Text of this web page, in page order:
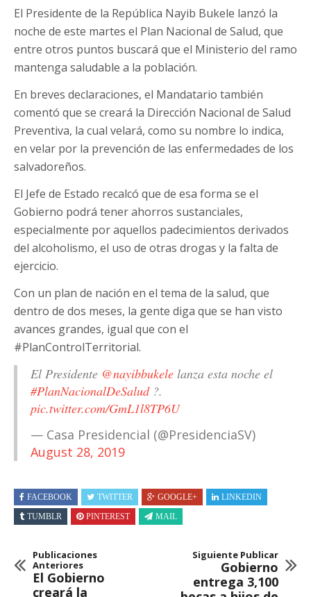
El Presidente de la República Nayib Bukele lanzó la
noche de este martes el Plan Nacional de Salud, que
entre otros puntos buscará que el Ministerio del ramo
mantenga saludable a la población.
En breves declaraciones, el Mandatario también
comentó que se creará la Dirección Nacional de Salud
Preventiva, la cual velará, como su nombre lo indica,
en velar por la prevención de las enfermedades de los
salvadoreños.
El Jefe de Estado recalcó que de esa forma se el
Gobierno podrá tener ahorros sustanciales,
especialmente por aquellos padecimientos derivados
del alcoholismo, el uso de otras drogas y la falta de
ejercicio.
Con un plan de nación en el tema de la salud, que
dentro de dos meses, la gente diga que se han visto
avances grandes, igual que con el
#PlanControlTerritorial.
El Presidente @nayibbukele lanza esta noche el
#PlanNacionalDeSalud?.
pic.twitter.com/GmL1l8TP6U
— Casa Presidencial (@PresidenciaSV)
August 28, 2019
FACEBOOK TWITTER GOOGLE+
LINKEDIN
TUMBLR
PINTEREST MAIL
Publicaciones
Anteriores
El Gobierno
creará la
Siguiente Publicar
Gobierno
entrega 3,100